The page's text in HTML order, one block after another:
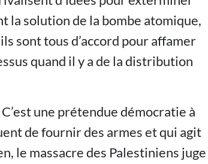
la solution de la bombe atomique,
sont tous d’accord pour affamer
quand il y a de la distribution
une prétendue démocratie à
de fournir des armes et qui agit
le massacre des Palestiniens juge